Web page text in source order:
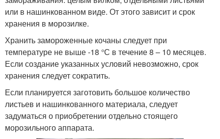
или в нашинкованном виде. От этого зависит и срок
хранения в морозилке.
Хранить замороженные кочаны следует при
температуре не выше -18 °С в течение 8 – 10 месяцев.
Если создание указанных условий невозможно, срок
хранения следует сократить.
Если планируется заготовить большое количество
листьев и нашинкованного материала, следует
задуматься о приобретении отдельно стоящего
морозильного аппарата.